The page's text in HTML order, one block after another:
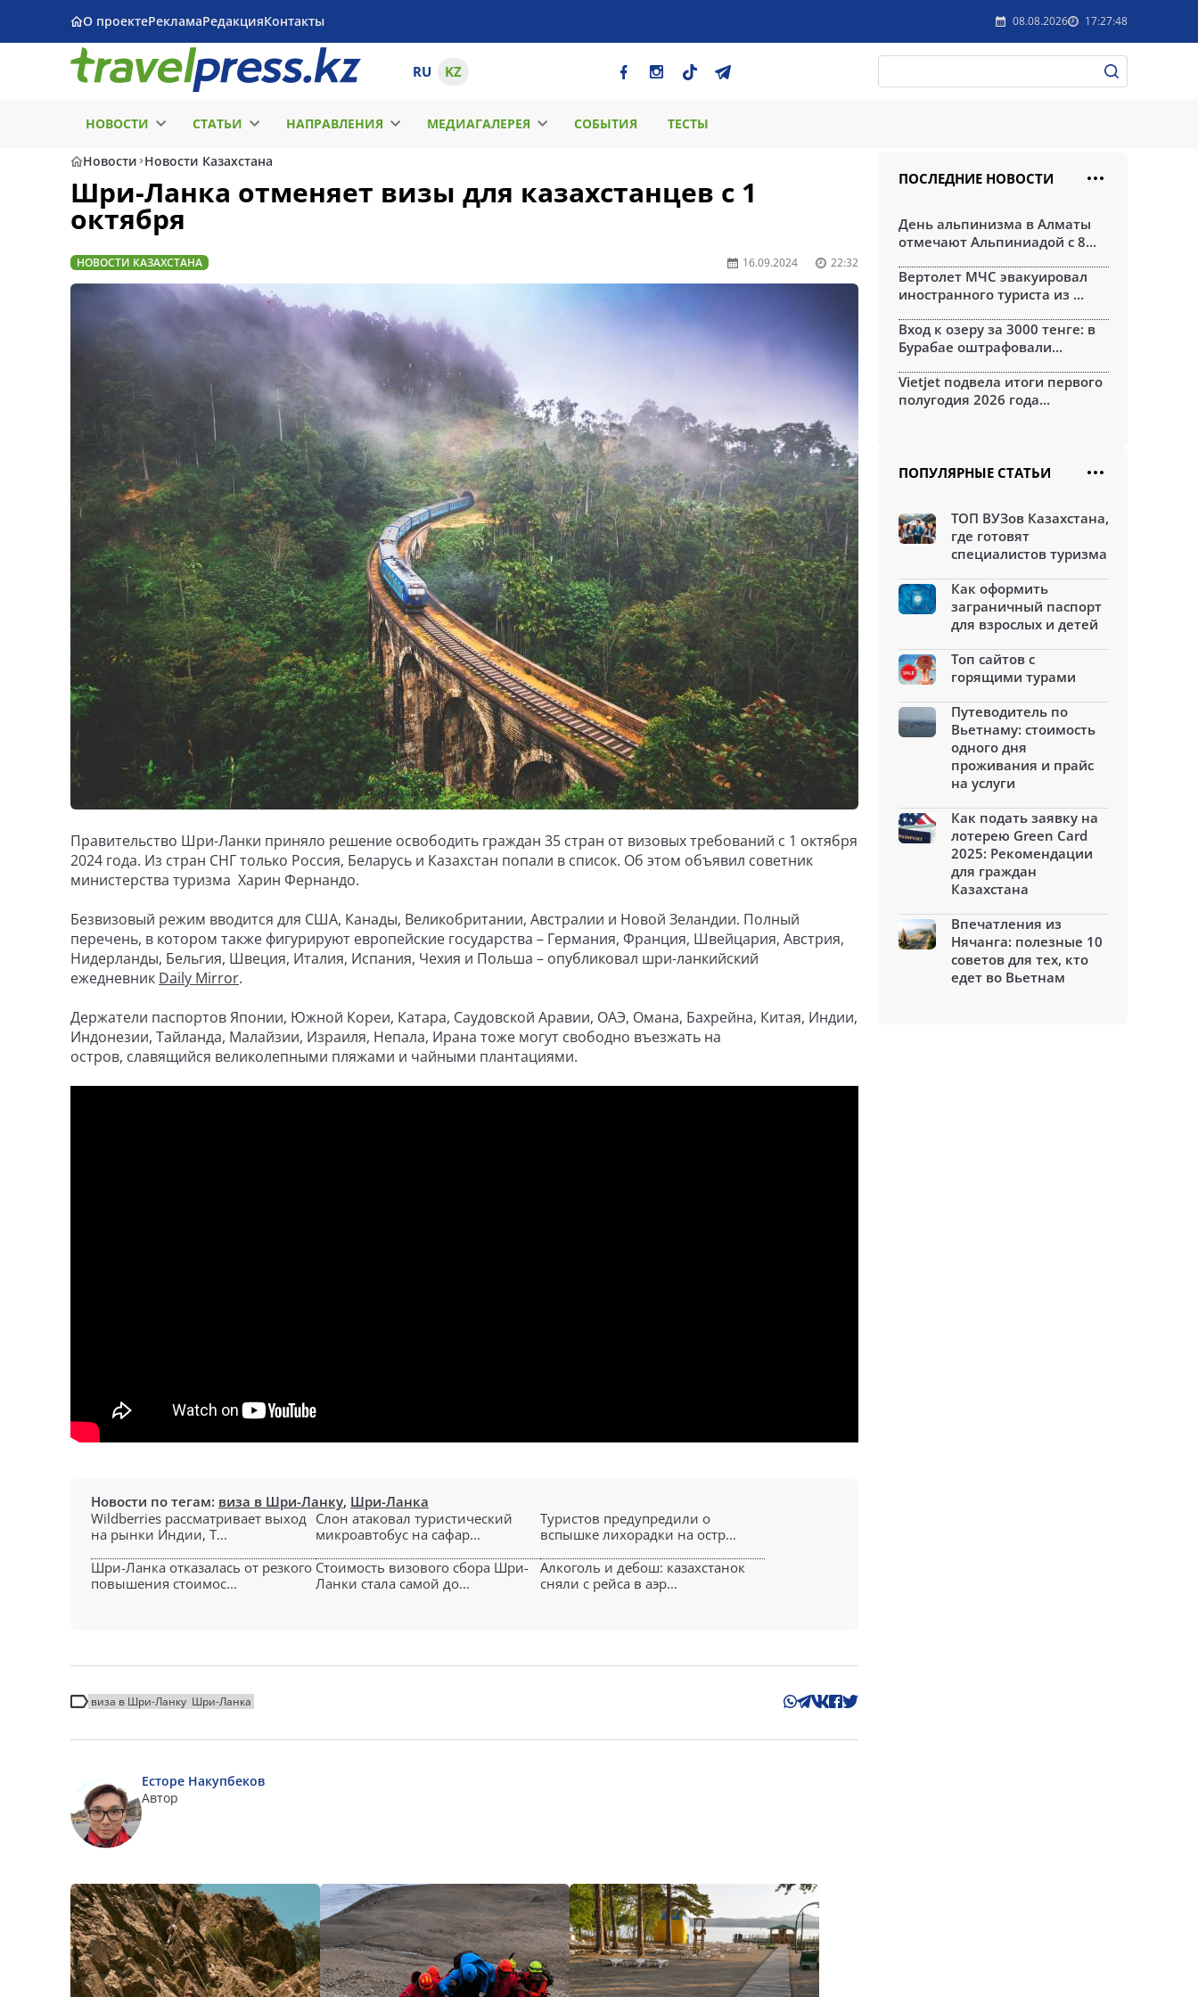
О проектеРекламаРедакцияКонтакты 08.08.2026 17:27:48
RU KZ
НОВОСТИ СТАТЬИ НАПРАВЛЕНИЯ МЕДИАГАЛЕРЕЯ СОБЫТИЯ ТЕСТЫ
Новости Новости Казахстана
Шри-Ланка отменяет визы для казахстанцев с 1
октября
НОВОСТИ КАЗАХСТАНА 16.09.2024 22:32
Правительство Шри-Ланки приняло решение освободить граждан 35 стран от визовых требований с 1 октября
2024 года. Из стран СНГ только Россия, Беларусь и Казахстан попали в список. Об этом объявил советник
министерства туризма Харин Фернандо.
Безвизовый режим вводится для США, Канады, Великобритании, Австралии и Новой Зеландии. Полный
перечень, в котором также фигурируют европейские государства – Германия, Франция, Швейцария, Австрия,
Нидерланды, Бельгия, Швеция, Италия, Испания, Чехия и Польша – опубликовал шри-ланкийский
ежедневник Daily Mirror.
Держатели паспортов Японии, Южной Кореи, Катара, Саудовской Аравии, ОАЭ, Омана, Бахрейна, Китая, Индии,
Индонезии, Тайланда, Малайзии, Израиля, Непала, Ирана тоже могут свободно въезжать на
остров, славящийся великолепными пляжами и чайными плантациями.
Новости по тегам: виза в Шри-Ланку, Шри-Ланка
Wildberries рассматривает выход
на рынки Индии, Т...
Слон атаковал туристический
микроавтобус на сафар...
Туристов предупредили о
вспышке лихорадки на остр...
Шри-Ланка отказалась от резкого
повышения стоимос...
Стоимость визового сбора Шри-
Ланки стала самой до...
Алкоголь и дебош: казахстанок
сняли с рейса в аэр...
виза в Шри-Ланку Шри-Ланка
Есторе Накупбеков
Автор
ПОСЛЕДНИЕ НОВОСТИ
День альпинизма в Алматы
отмечают Альпиниадой с 8...
Вертолет МЧС эвакуировал
иностранного туриста из ...
Вход к озеру за 3000 тенге: в
Бурабае оштрафовали...
Vietjet подвела итоги первого
полугодия 2026 года...
ПОПУЛЯРНЫЕ СТАТЬИ
ТОП ВУЗов Казахстана,
где готовят
специалистов туризма
Как оформить
заграничный паспорт
для взрослых и детей
Топ сайтов с
горящими турами
Путеводитель по
Вьетнаму: стоимость
одного дня
проживания и прайс
на услуги
Как подать заявку на
лотерею Green Card
2025: Рекомендации
для граждан
Казахстана
Впечатления из
Нячанга: полезные 10
советов для тех, кто
едет во Вьетнам